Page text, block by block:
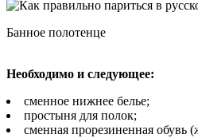
Банное полотенце
Необходимо и следующее:
сменное нижнее белье;
простыня для полок;
сменная прорезиненная обувь